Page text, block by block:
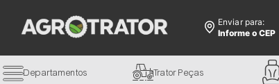
Enviar para:
Informe o CEP
Departamentos Trator Peças